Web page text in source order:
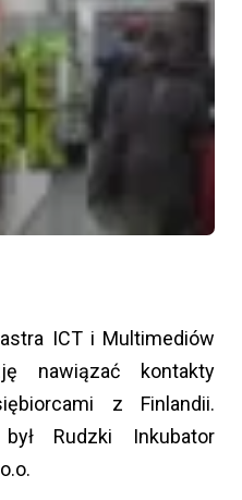
ICT i Multimediów
nawiązać kontakty
z Finlandii.
Rudzki Inkubator